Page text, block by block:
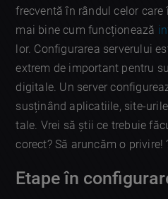
frecventă în rândul celor
mai bine cum funcționează
lor. Configurarea serverului
extrem de important pentru
digitale. Un server
susținând aplicatiile, site-
tale. Vrei să știi ce trebuie
corect? Să aruncăm o privire!
Etape în